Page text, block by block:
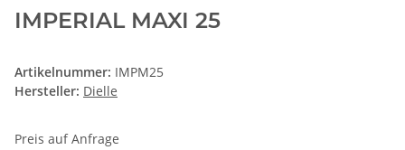
IMPERIAL MAXI 25
Artikelnummer: IMPM25
Hersteller: Dielle
Preis auf Anfrage